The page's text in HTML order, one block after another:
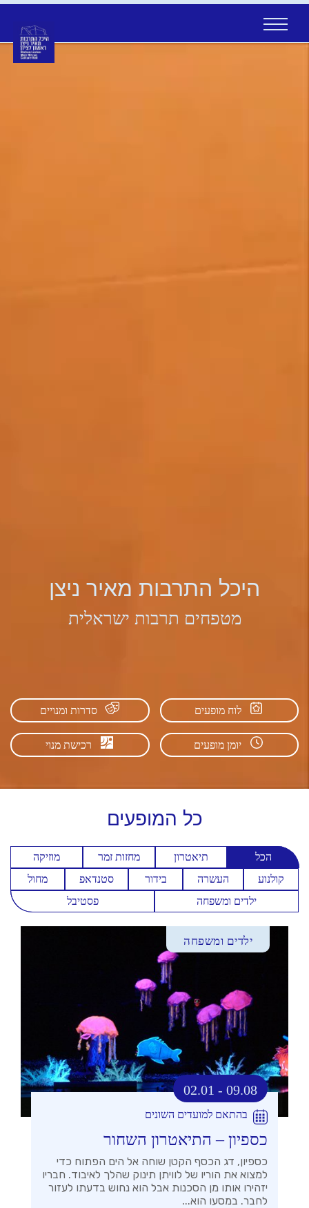
היכל התרבות מאיר ניצן
מטפחים תרבות ישראלית
לוח מופעים סדרות ומנויים
יומן מופעים רכישת מנוי
כל המופעים
הכל תיאטרון מחזות זמר
מוזיקה
קולנוע
העשרה בידור סטנדאפ
מחול
ילדים ומשפחה
פסטיבל
ילדים ומשפחה
02.01 - 09.08
בהתאם למועדים השונים
כספיון – התיאטרון השחור
כספיון, דג הכסף הקטן שוחה אל הים הפתוח כדי
למצוא את הוריו של לוויתן תינוק שהלך לאיבוד. חבריו
יזהירו אותו מן הסכנות אבל הוא נחוש בדעתו לעזור
לחבר. במסעו הוא...